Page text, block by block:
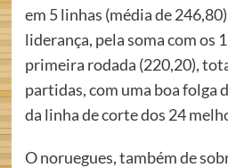
em 5 linhas (média de
liderança, pela soma com os
primeira rodada (220,20),
partidas, com uma boa folga
da linha de corte dos 24
O noruegues, também de